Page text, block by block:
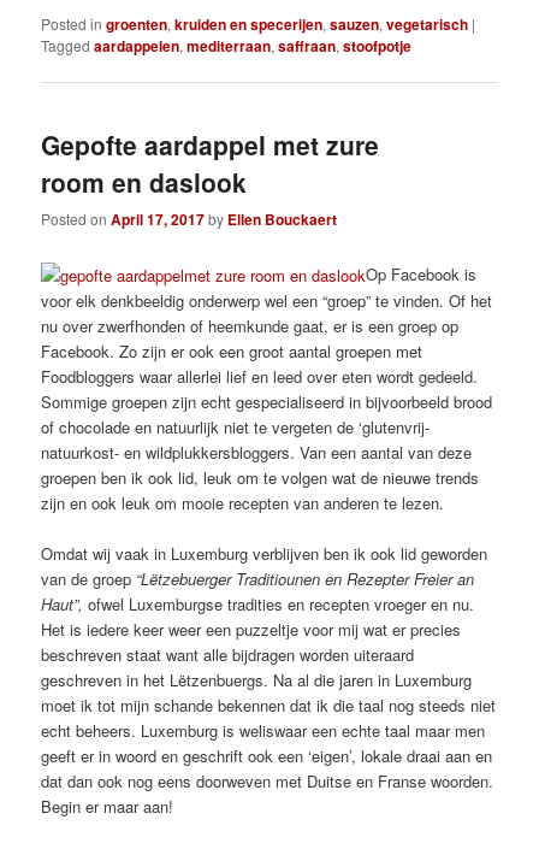
Posted in groenten,kruiden en specerijen,sauzen,vegetarisch |
Tagged aardappelen,mediterraan,saffraan,stoofpotje
Gepofte aardappel met zure
room en daslook
Posted onApril 17, 2017by Ellen Bouckaert
Op Facebook is
voor elk denkbeeldig onderwerp wel een “groep” te vinden. Of het
nu over zwerfhonden of heemkunde gaat, er is een groep op
Facebook. Zo zijn er ook een groot aantal groepen met
Foodbloggers waar allerlei lief en leed over eten wordt gedeeld.
Sommige groepen zijn echt gespecialiseerd in bijvoorbeeld brood
of chocolade en natuurlijk niet te vergeten de ‘glutenvrij-
natuurkost- en wildplukkersbloggers. Van een aantal van deze
groepen ben ik ook lid, leuk om te volgen wat de nieuwe trends
zijn en ook leuk om mooie recepten van anderen te lezen.
Omdat wij vaak in Luxemburg verblijven ben ik ook lid geworden
van de groep “Lëtzebuerger Traditiounen en Rezepter Freier an
Haut”, ofwel Luxemburgse tradities en recepten vroeger en nu.
Het is iedere keer weer een puzzeltje voor mij wat er precies
beschreven staat want alle bijdragen worden uiteraard
geschreven in het Lëtzenbuergs. Na al die jaren in Luxemburg
moet ik tot mijn schande bekennen dat ik die taal nog steeds niet
echt beheers. Luxemburg is weliswaar een echte taal maar men
geeft er in woord en geschrift ook een ‘eigen’, lokale draai aan en
dat dan ook nog eens doorweven met Duitse en Franse woorden.
Begin er maar aan!